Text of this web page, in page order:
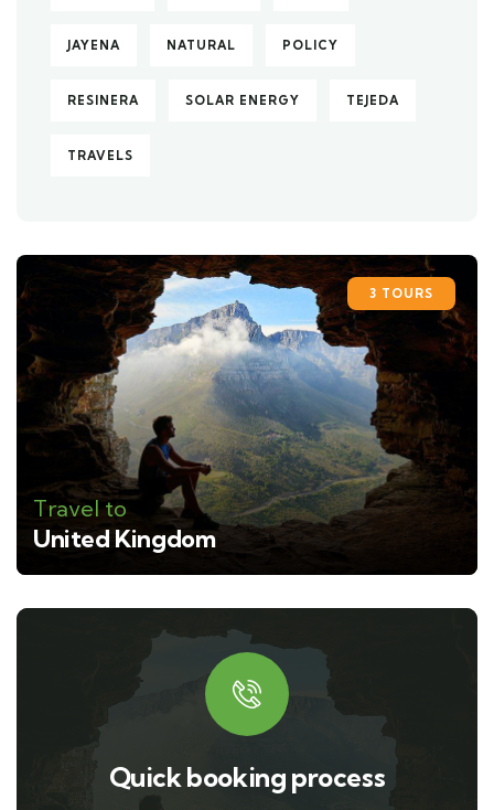
JAYENA NATURAL POLICY
RESINERA SOLAR ENERGY TEJEDA
TRAVELS
3 TOURS
Travel to
United Kingdom
Quick booking process